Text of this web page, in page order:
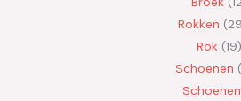
Rokken
29
Rok 19
Schoenen
Schoenen